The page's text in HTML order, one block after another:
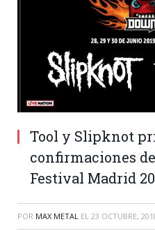
Tool y Slipknot
confirmaciones
Festival Madrid
POR MAX METAL EL 23 OCTUBRE,